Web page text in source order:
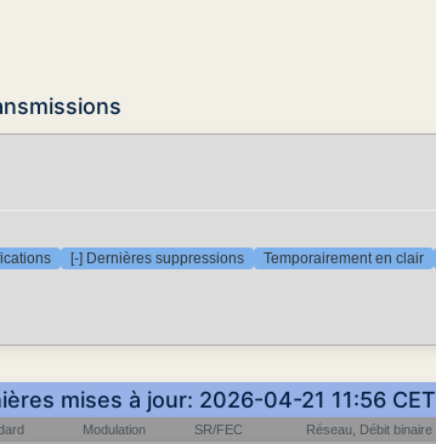
[-] Dernières suppressions Temporairement en clair
mises à jour: 2026-04-21 11:56 CET
Modulation SR/FEC Réseau, Débit binaire